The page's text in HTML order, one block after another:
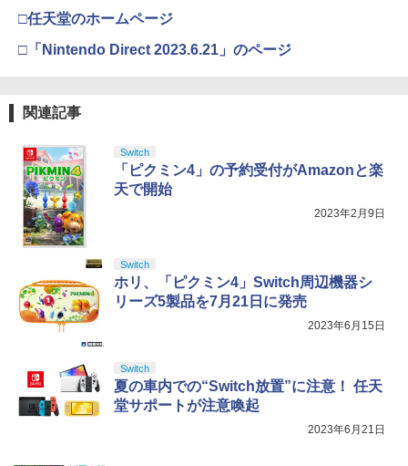
ナル三方背収納ケース付きコレクション)
(オリジナル特典:オリジナル巾着＋メー
カー特典:【坤と離】二振りの剣、十翼よ
り来たる！スタジオ描き下ろしイラスト
4
劇場版「鬼滅の刃」無限城編 第一章 猗
窩座再来 完全生産限定版 [Blu-ray]
5
【Amazon.co.jp限定】劇場版モノノ怪
第三章 蛇神 (オリジナル特典:オリジナル
巾着＋メーカー特典:【坤と離】二振りの
￥8,800
□任天堂のホームページ
□「Nintendo Direct 2023.6.21」のページ
関連記事
Switch
「ピクミン4」の予約受付がAmazonと楽
天で開始
2023年2月9日
Switch
ホリ、「ピクミン4」Switch周辺機器シ
リーズ5製品を7月21日に発売
2023年6月15日
Switch
夏の車内での“Switch放置”に注意！ 任天
堂サポートが注意喚起
2023年6月21日